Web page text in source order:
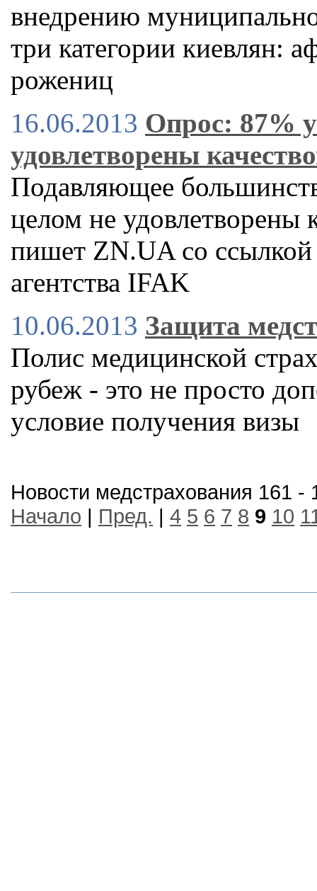
внедрению
три категории киевлян:
рожениц
16.06.2013 Опрос: 87%
удовлетворены
Подавляющее
целом не удовлетворены
пишет ZN.UA со
агентства IFAK
10.06.2013 Защита
Полис медицинской
рубеж - это не просто
условие получения визы
Новости медстрахования 161 -
Начало | Пред. | 4 5 6 7 8 9 10